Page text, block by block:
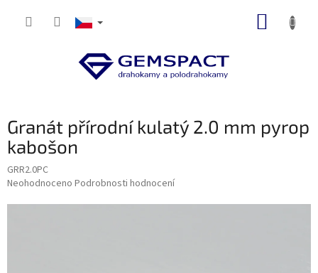
Granát přírodní kulatý 2.0 mm pyrop
kabošon
GRR2.0PC
Průměrné
Neohodnoceno Podrobnosti hodnocení